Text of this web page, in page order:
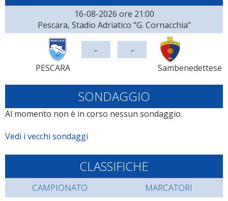
16-08-2026 ore 21:00
Pescara, Stadio Adriatico "G. Cornacchia"
PESCARA
- -
Sambenedettese
SONDAGGIO
Al momento non è in corso nessun sondaggio.
Vedi i vecchi sondaggi
CLASSIFICHE
CAMPIONATO MARCATORI